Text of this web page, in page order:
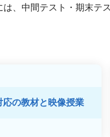
、中間テスト・期末テ
応の教材と映像授業